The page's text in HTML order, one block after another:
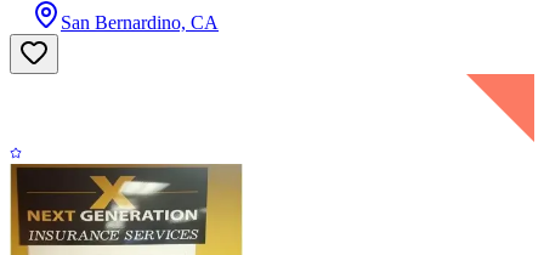
San Bernardino, CA